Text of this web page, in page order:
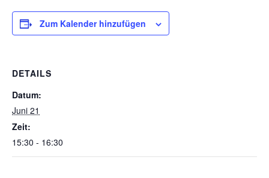
Zum Kalender hinzufügen
DETAILS
Datum:
Juni 21
Zeit:
15:30 - 16:30